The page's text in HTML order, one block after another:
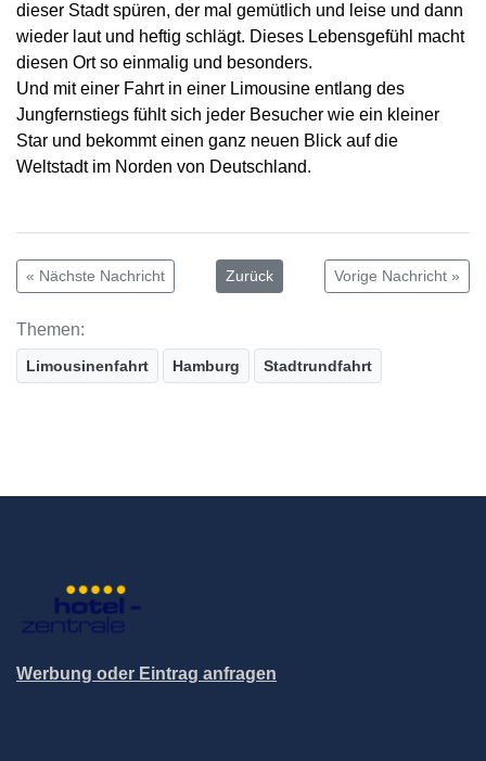
dieser Stadt spüren, der mal gemütlich und leise und dann
wieder laut und heftig schlägt. Dieses Lebensgefühl macht
diesen Ort so einmalig und besonders.
Und mit einer Fahrt in einer Limousine entlang des
Jungfernstiegs fühlt sich jeder Besucher wie ein kleiner
Star und bekommt einen ganz neuen Blick auf die
Weltstadt im Norden von Deutschland.
« Nächste Nachricht Zurück Vorige Nachricht »
Themen:
Limousinenfahrt Hamburg Stadtrundfahrt
Werbung oder Eintrag anfragen